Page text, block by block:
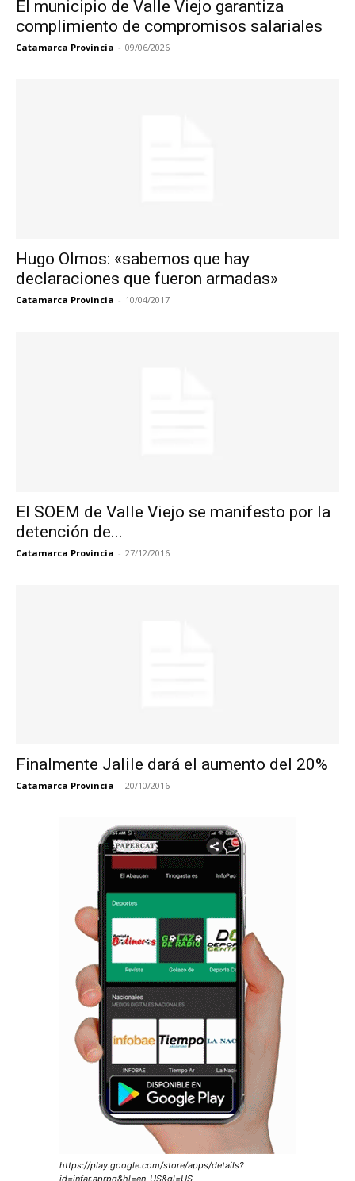
El municipio de Valle Viejo garantiza
complimiento de compromisos salariales
Catamarca Provincia - 09/06/2026
Hugo Olmos: «sabemos que hay
declaraciones que fueron armadas»
Catamarca Provincia - 10/04/2017
El SOEM de Valle Viejo se manifesto por la
detención de...
Catamarca Provincia - 27/12/2016
Finalmente Jalile dará el aumento del 20%
Catamarca Provincia - 20/10/2016
https://play.google.com/store/apps/details?